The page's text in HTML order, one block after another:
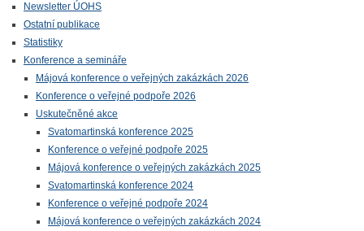
Newsletter ÚOHS
Ostatní publikace
Statistiky
Konference a semináře
Májová konference o veřejných zakázkách 2026
Konference o veřejné podpoře 2026
Uskutečněné akce
Svatomartinská konference 2025
Konference o veřejné podpoře 2025
Májová konference o veřejných zakázkách 2025
Svatomartinská konference 2024
Konference o veřejné podpoře 2024
Májová konference o veřejných zakázkách 2024